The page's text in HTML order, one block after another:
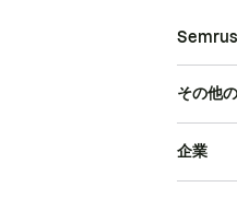
その他
企業